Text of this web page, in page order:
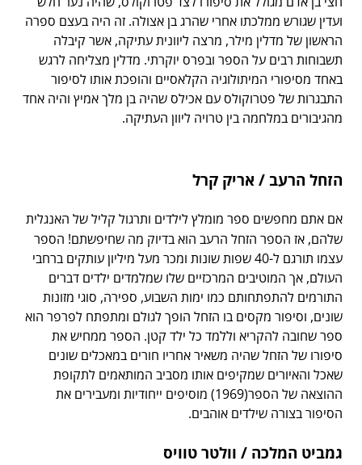
ועדין שגורש ממלכתו אחרי שהרג בן אצולה. זה היה בעצם ספרה
הראשון של מדלין מילר, מרצה ליוונית עתיקה, אשר קיבלה
תשבוחות רבים על הספר ובפרס יוקרתי. מדלין מצליחה לרגש
באחד מסיפורי המיתולוגיה הקלאסיים והופכת אותו לסיפור
התבגרות של פטרוקולס עם אכילס שהיה בן מלך אמיץ והיה אחד
מהגיבורים במלחמה בין טרויה ליוון העתיקה.
הזחל הרעב / אריק קרל
אם אתם מחפשים ספר מומלץ לילדים ותרגול קליל של האנגלית
שלהם, אז הספר הזחל הרעב הוא בדיוק מה שחיפשתם! הספר
עצמו תורגם ל-40 שפות שונות ומכר מעל מיליון עותקים ברחבי
העולם, אך המוטיבים המרכזיים שלו שמלמדים ילדים דברים
התורמים להתפתחותם כמו ימות השבוע, ספירה, סוגי מזונות
שונים, וסיפור מקסים בו הזחל הופך לגולם ומתפתח לפרפר הוא
ספר שחובה להקריא וללמד כל ילד קטן. הספר ממחיש את
סיפורו של הזחל שהיה משאיר אחריו חורים במאכלים שונים
שאכל והאיורים שמקיפים אותו מסביב המותאמים לתקופת
ההוצאה של הספר(1969) מוסיפים ייחודיות ומעבירים את
הסיפור בצורה שילדים אוהבים.
גמביט המלכה / וולטר טוויס